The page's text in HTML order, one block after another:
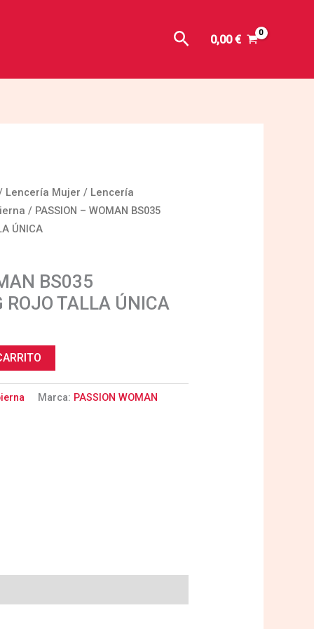
Buscar
0,00€
Lencería Mujer / Lencería
/ PASSION – WOMAN BS035
ÚNICA
BS035
ROJO TALLA ÚNICA
Marca: PASSION WOMAN